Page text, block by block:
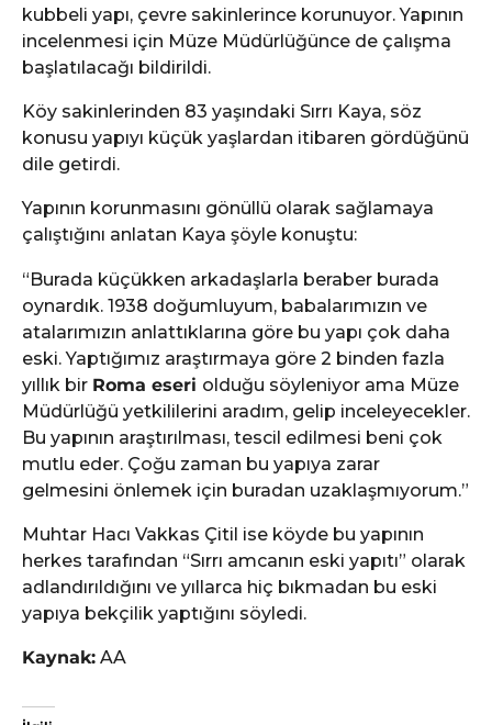
kubbeli yapı, çevre sakinlerince korunuyor. Yapının
incelenmesi için Müze Müdürlüğünce de çalışma
başlatılacağı bildirildi.
Köy sakinlerinden 83 yaşındaki Sırrı Kaya, söz
konusu yapıyı küçük yaşlardan itibaren gördüğünü
dile getirdi.
Yapının korunmasını gönüllü olarak sağlamaya
çalıştığını anlatan Kaya şöyle konuştu:
“Burada küçükken arkadaşlarla beraber burada
oynardık. 1938 doğumluyum, babalarımızın ve
atalarımızın anlattıklarına göre bu yapı çok daha
eski. Yaptığımız araştırmaya göre 2 binden fazla
yıllık bir Roma eseri olduğu söyleniyor ama Müze
Müdürlüğü yetkililerini aradım, gelip inceleyecekler.
Bu yapının araştırılması, tescil edilmesi beni çok
mutlu eder. Çoğu zaman bu yapıya zarar
gelmesini önlemek için buradan uzaklaşmıyorum.”
Muhtar Hacı Vakkas Çitil ise köyde bu yapının
herkes tarafından “Sırrı amcanın eski yapıtı” olarak
adlandırıldığını ve yıllarca hiç bıkmadan bu eski
yapıya bekçilik yaptığını söyledi.
Kaynak: AA